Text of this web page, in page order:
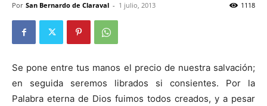
Por San Bernardo de Claraval - 1 julio, 2013 1118
Se pone entre tus manos el precio de nuestra salvación;
en seguida seremos librados si consientes. Por la
Palabra eterna de Dios fuimos todos creados, y a pesar